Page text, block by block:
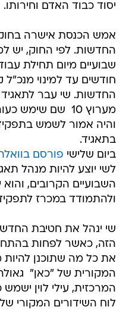
יסוד כבוד האדם וחירותו.
אמש הכנסת אישרה
החדשות. לפי החוק, יש
חודשים עד למינוי
החדשות. שי עבר
מערוץ 10  שם
והיה אמור לשמש
בתאגיד.
ביום שלישי פורסם
לשי יוצע להיות מנהל
השבועיים הקרובים,
ולהתמודד במכרז
שי ינהל את חטיבת
הזה, כאשר לפחות
את כל מה שתוכנן
המקורית של "כאן" 
המרכזית, עילי לוין
לוח השידורים המקורי